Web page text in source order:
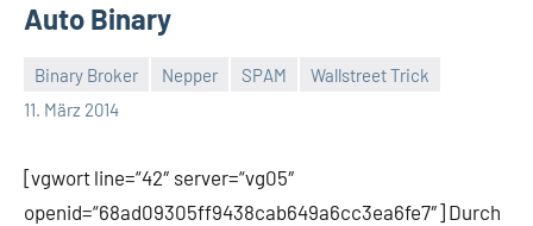
Auto Binary
Binary Broker Nepper SPAM
Wallstreet Trick
11. März 2014
Thomas
Ein
[vgwort line=“42″ server=“vg05″
openid=“68ad09305ff9438cab649a6cc3ea6fe7″] Durch